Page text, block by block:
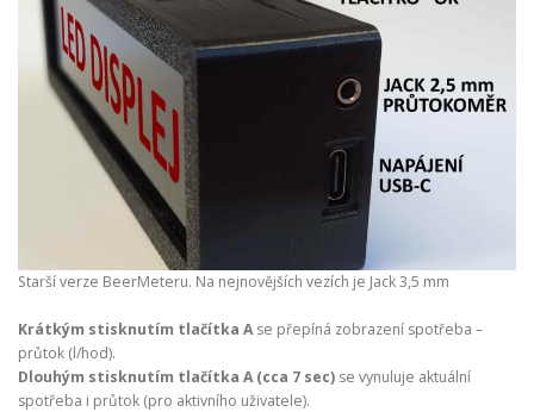
Starší verze BeerMeteru. Na nejnovějších vezích je Jack 3,5 mm
Krátkým stisknutím tlačítka Ase přepíná zobrazení spotřeba –
průtok (l/hod).
Dlouhým stisknutím tlačítka A (cca 7 sec) se vynuluje aktuální
spotřeba i průtok (pro aktivního uživatele).